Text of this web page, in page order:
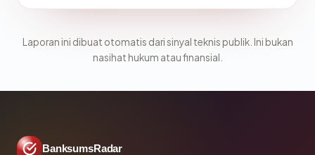
Laporan ini dibuat otomatis dari sinyal teknis publik. Ini bukan
nasihat hukum atau finansial.
BanksumsRadar